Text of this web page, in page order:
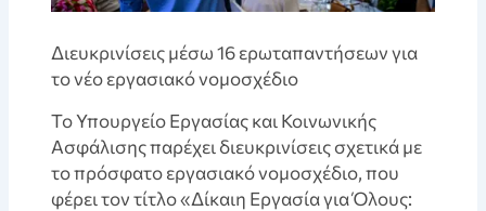
Διευκρινίσεις μέσω 16 ερωταπαντήσεων για
το νέο εργασιακό νομοσχέδιο
Το Υπουργείο Εργασίας και Κοινωνικής
Ασφάλισης παρέχει διευκρινίσεις σχετικά με
το πρόσφατο εργασιακό νομοσχέδιο, που
φέρει τον τίτλο «Δίκαιη Εργασία για Όλους: